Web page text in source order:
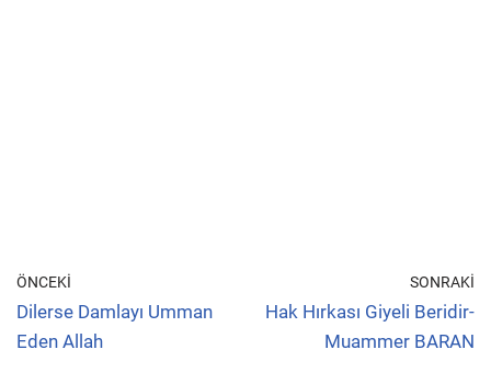
ÖNCEKI
Dilerse Damlayı Umman
Eden Allah
SONRAKI
Hak Hırkası Giyeli Beridir-
Muammer BARAN